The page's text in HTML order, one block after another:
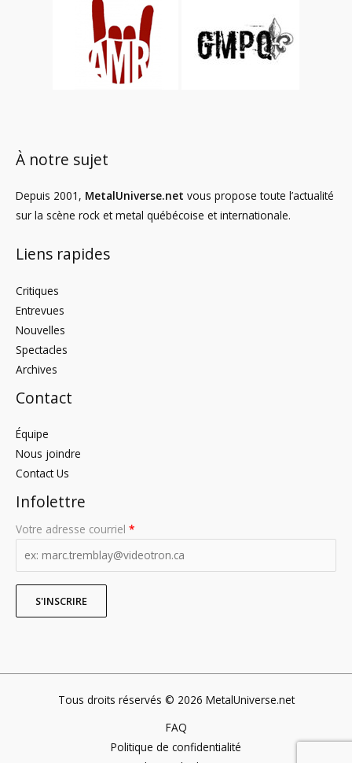
À notre sujet
Depuis 2001, MetalUniverse.net vous propose toute l’actualité
sur la scène rock et metal québécoise et internationale.
Liens rapides
Critiques
Entrevues
Nouvelles
Spectacles
Archives
Contact
Équipe
Nous joindre
Contact Us
Infolettre
Votre adresse courriel *
Tous droits réservés © 2026 MetalUniverse.net
FAQ
Politique de confidentialité